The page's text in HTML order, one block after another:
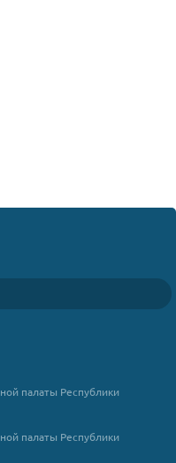
палаты Республики
палаты Республики